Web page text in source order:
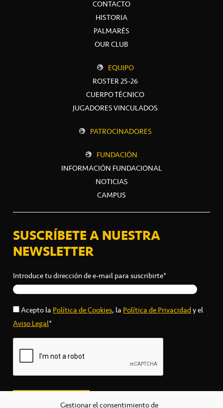
Gestionar el consentimiento de
CONTACTO
HISTORIA
PALMARÉS
OUR CLUB
EQUIPO
ROSTER 25-26
CUERPO TÉCNICO
JUGADORES VINCULADOS
PATROCINADORES
FUNDACIÓN
INFORMACIÓN FUNDACIONAL
NOTICIAS
CAMPUS
SUSCRÍBETE A NUESTRA
NEWSLETTER
Introduce tu dirección de e-mail para suscribirte*
Acepto laPolítica de Cookies, laPolítica de Privacidady el
Aviso Legal*